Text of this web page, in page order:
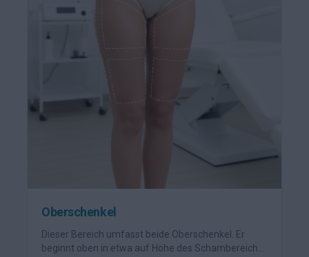
Oberschenkel
Dieser Bereich umfasst beide Oberschenkel. Er
beginnt oben in etwa auf Höhe des Schambereichs